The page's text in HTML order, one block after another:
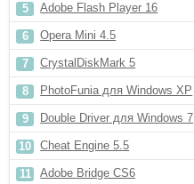
Adobe Flash Player 16
Opera Mini 4.5
CrystalDiskMark 5
PhotoFunia для Windows XP
Double Driver для Windows 7
Cheat Engine 5.5
Adobe Bridge CS6